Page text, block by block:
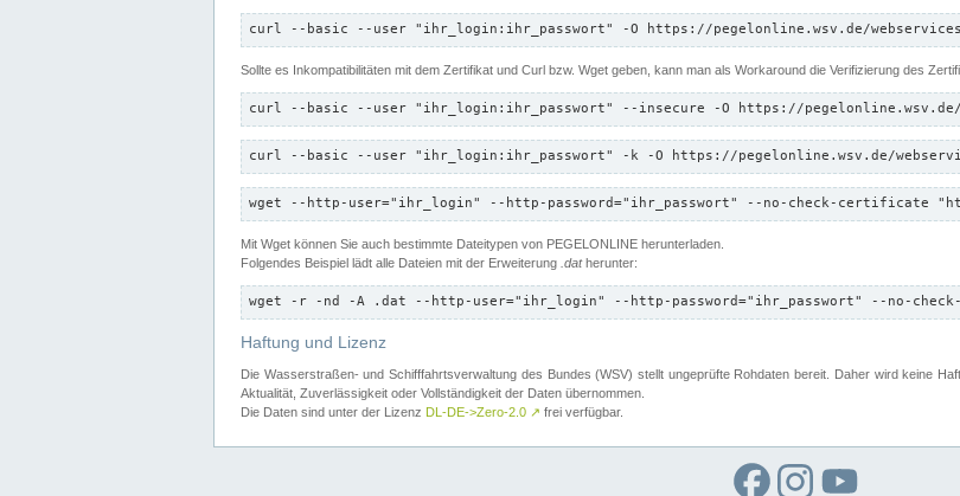
curl --basic --user "ihr_login:ihr_passwort" -O https://pegelonline.wsv.de/
Sollte es Inkompatibilitäten mit dem Zertifikat und Curl bzw. Wget geben, kann man als Workaround die Verifizierung des
curl --basic --user "ihr_login:ihr_passwort" --insecure -O https://
curl --basic --user "ihr_login:ihr_passwort" -k -O https://pegelonline.wsv.de/
wget --http-user="ihr_login" --http-password="ihr_passwort" --no-check-certificate
Mit Wget können Sie auch bestimmte Dateitypen von PEGELONLINE herunterladen.
Folgendes Beispiel lädt alle Dateien mit der Erweiterung .datherunter:
wget -r -nd -A .dat --http-user="ihr_login" --http-password="ihr_passwort" --no-
Haftung und Lizenz
Die Wasserstraßen- und Schifffahrtsverwaltung des Bundes (WSV) stellt ungeprüfte Rohdaten bereit. Daher wird keine
Aktualität, Zuverlässigkeit oder Vollständigkeit der Daten übernommen.
Die Daten sind unter der Lizenz DL-DE->Zero-2.0 ↗ frei verfügbar.